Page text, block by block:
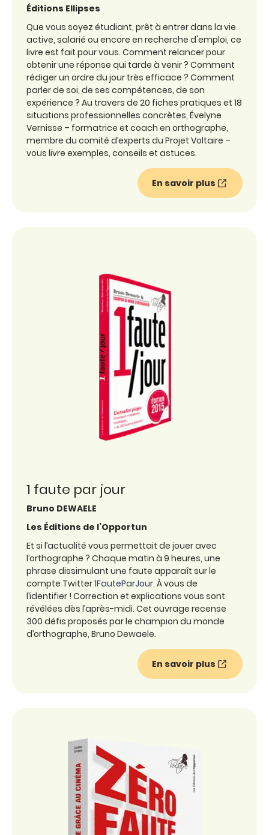
Éditions Ellipses
Que vous soyez étudiant, prêt à entrer dans la vie
active, salarié ou encore en recherche d'emploi, ce
livre est fait pour vous. Comment relancer pour
obtenir une réponse qui tarde à venir ? Comment
rédiger un ordre du jour très efficace ? Comment
parler de soi, de ses compétences, de son
expérience ? Au travers de 20 fiches pratiques et 18
situations professionnelles concrètes, Évelyne
Vernisse – formatrice et coach en orthographe,
membre du comité d’experts du Projet Voltaire –
vous livre exemples, conseils et astuces.
En savoir plus
1 faute par jour
Bruno DEWAELE
Les Éditions de l’Opportun
Et si l’actualité vous permettait de jouer avec
l’orthographe ? Chaque matin à 9 heures, une
phrase dissimulant une faute apparaît sur le
compte Twitter1FauteParJour. À vous de
l’identifier ! Correction et explications vous sont
révélées dès l’après-midi. Cet ouvrage recense
300 défis proposés par le champion du monde
d’orthographe, Bruno Dewaele.
En savoir plus